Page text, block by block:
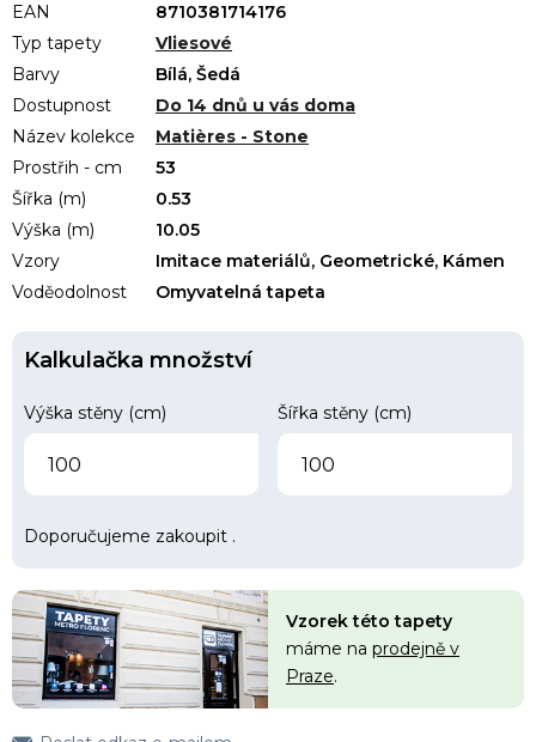
EAN
8710381714176
Typ tapety
Vliesové
Barvy
Bílá, Šedá
Dostupnost
Do 14 dnů u vás doma
Název kolekce
Matières - Stone
Prostřih - cm
53
Šířka (m)
0.53
Výška (m)
10.05
Vzory
Imitace materiálů, Geometrické, Kámen
Voděodolnost
Omyvatelná tapeta
Kalkulačka množství
Výška stěny (cm) Šířka stěny (cm)
Doporučujeme zakoupit .
Vzorek této tapety
máme na prodejně v
Praze.